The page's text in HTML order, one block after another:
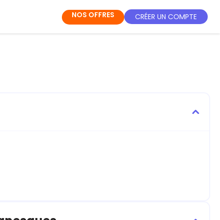
NOS OFFRES CRÉER UN COMPTE